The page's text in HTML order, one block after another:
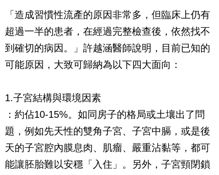
「造成習慣性流產的原因非常多，但臨床上仍有
超過一半的患者，在經過完整檢查後，依然找不
到確切的病因。」許越涵醫師說明，目前已知的
可能原因，大致可歸納為以下四大面向：
1.子宮結構與環境因素
：約佔10-15%。如同房子的格局或土壤出了問
題，例如先天性的雙角子宮、子宮中膈，或是後
天的子宮腔內膜息肉、肌瘤、嚴重沾黏等，都可
能讓胚胎難以安穩「入住」。另外，子宮頸閉鎖